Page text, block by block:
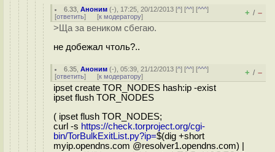
6.33 ,Аноним (-), 17:25, 20/12/2013 [^] [^^] [^^^]
[ответить] [к модератору] + / –
>Ща за веником сбегаю.
не добежал чтоль?..
6.35 ,Аноним (-), 05:39, 21/12/2013 [^] [^^] [^^^]
[ответить] [к модератору] + / –
ipset create TOR_NODES hash:ip -exist
ipset flush TOR_NODES
( ipset flush TOR_NODES;
curl -s https://check.torproject.org/cgi-
bin/TorBulkExitList.py?ip=$(dig +short
myip.opendns.com @resolver1.opendns.com) |